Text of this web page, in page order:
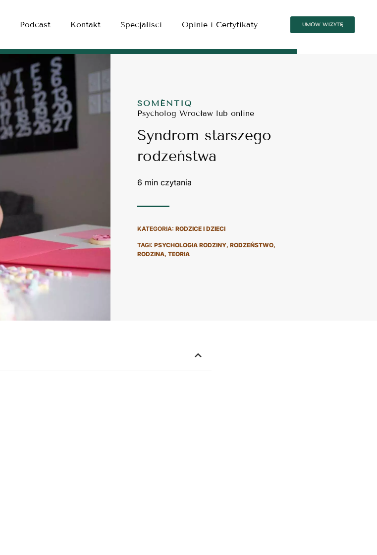
Podcast Kontakt Specjalisci Opinie i Certyfikaty UMÓW WIZYTĘ
SOMÉNTIQ
Psycholog Wrocław lub online
Syndrom starszego
rodzeństwa
KATEGORIA: RODZICE I DZIECI
TAGI: PSYCHOLOGIA RODZINY,RODZEŃSTWO,
RODZINA,TEORIA